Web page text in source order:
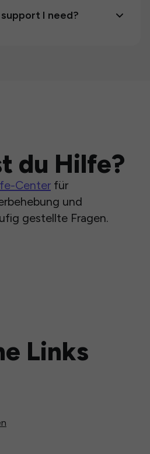
I need?
du Hilfe?
Center für
und
gestellte Fragen.
Links